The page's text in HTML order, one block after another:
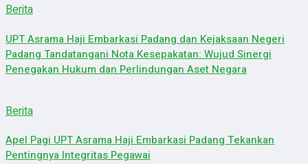
Berita
UPT Asrama Haji Embarkasi Padang dan Kejaksaan Negeri
Padang Tandatangani Nota Kesepakatan: Wujud Sinergi
Penegakan Hukum dan Perlindungan Aset Negara
Berita
Apel Pagi UPT Asrama Haji Embarkasi Padang Tekankan
Pentingnya Integritas Pegawai